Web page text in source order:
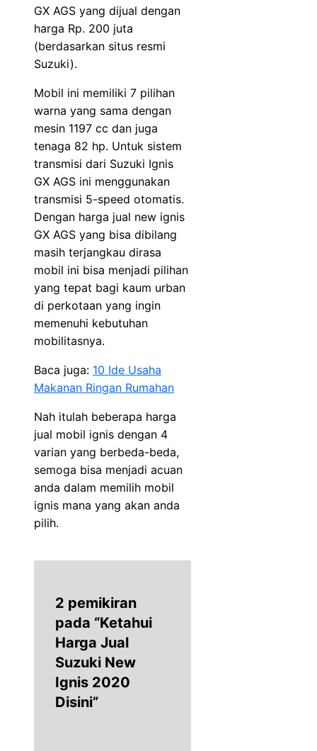
GX AGS yang dijual dengan
harga Rp. 200 juta
(berdasarkan situs resmi
Suzuki).
Mobil ini memiliki 7 pilihan
warna yang sama dengan
mesin 1197 cc dan juga
tenaga 82 hp. Untuk sistem
transmisi dari Suzuki Ignis
GX AGS ini menggunakan
transmisi 5-speed otomatis.
Dengan harga jual new ignis
GX AGS yang bisa dibilang
masih terjangkau dirasa
mobil ini bisa menjadi pilihan
yang tepat bagi kaum urban
di perkotaan yang ingin
memenuhi kebutuhan
mobilitasnya.
Baca juga: 10 Ide Usaha
Makanan Ringan Rumahan
Nah itulah beberapa harga
jual mobil ignis dengan 4
varian yang berbeda-beda,
semoga bisa menjadi acuan
anda dalam memilih mobil
ignis mana yang akan anda
pilih.
2 pemikiran
pada “Ketahui
Harga Jual
Suzuki New
Ignis 2020
Disini”